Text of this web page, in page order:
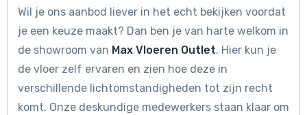
Wil je ons aanbod liever in het echt bekijken voordat
je een keuze maakt? Dan ben je van harte welkom in
de showroom van Max Vloeren Outlet. Hier kun je
de vloer zelf ervaren en zien hoe deze in
verschillende lichtomstandigheden tot zijn recht
komt. Onze deskundige medewerkers staan klaar om